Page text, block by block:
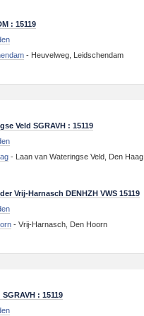
: 15119
- Heuvelweg, Leidschendam
Veld SGRAVH : 15119
- Laan van Wateringse Veld, Den Haag
Vrij-Harnasch DENHZH VWS 15119
-Vrij-Harnasch, Den Hoorn
: 15119